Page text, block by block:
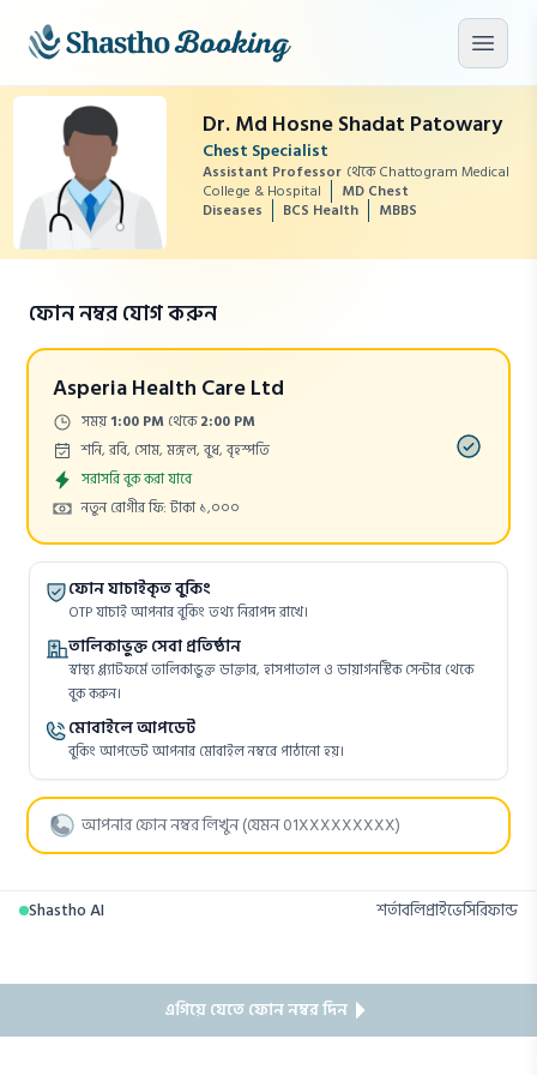
মেনু
Dr. Md Hosne Shadat Patowary
Chest Specialist
Assistant Professor থেকে Chattogram Medical
College & Hospital
MD Chest
Diseases
BCS Health MBBS
ফোন নম্বর যোগ করুন
Asperia Health Care Ltd
Time:সময়1:00 PM থেকে2:00 PM
Days:শনি, রবি, সোম, মঙ্গল, বুধ, বৃহস্পতি
Appointment
সরাসরি বুক করা যাবে
Cost:নতুন রোগীর ফি: টাকা ১,০০০
ফোন যাচাইকৃত বুকিং
OTP যাচাই আপনার বুকিং তথ্য নিরাপদ রাখে।
তালিকাভুক্ত সেবা প্রতিষ্ঠান
স্বাস্থ্য প্ল্যাটফর্মে তালিকাভুক্ত ডাক্তার, হাসপাতাল ও ডায়াগনস্টিক সেন্টার থেকে
বুক করুন।
মোবাইলে আপডেট
বুকিং আপডেট আপনার মোবাইল নম্বরে পাঠানো হয়।
এগিয়ে যেতে ফোন নম্বর দিন
Shastho AI শর্তাবলিপ্রাইভেসিরিফান্ড